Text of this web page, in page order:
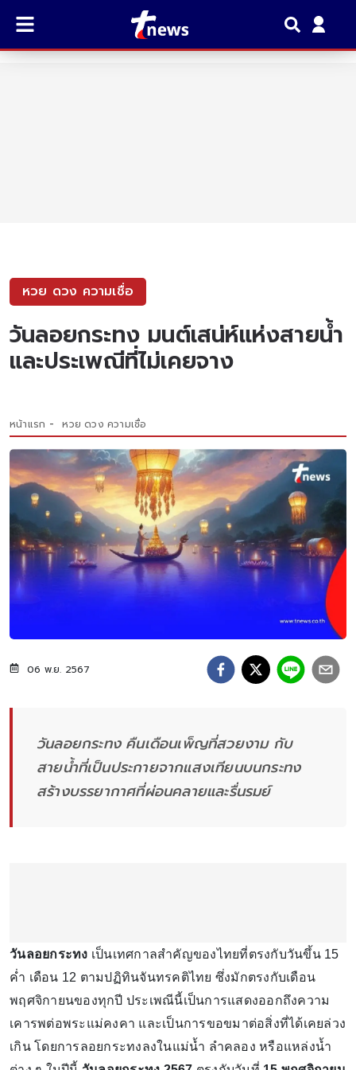
หวย ดวง ความเชื่อ
วันลอยกระทง มนต์เสน่ห์แห่งสายน้ำ
และประเพณีที่ไม่เคยจาง
หน้าแรก หวย ดวง ความเชื่อ
06 พ.ย. 2567
วันลอยกระทง คืนเดือนเพ็ญที่สวยงาม กับ
สายน้ำที่เป็นประกายจากแสงเทียนบนกระทง
สร้างบรรยากาศที่ผ่อนคลายและรื่นรมย์
วันลอยกระทง เป็นเทศกาลสำคัญของไทยที่ตรงกับวันขึ้น 15
ค่ำ เดือน 12 ตามปฏิทินจันทรคติไทย ซึ่งมักตรงกับเดือน
พฤศจิกายนของทุกปี ประเพณีนี้เป็นการแสดงออกถึงความ
เคารพต่อพระแม่คงคา และเป็นการขอขมาต่อสิ่งที่ได้เคยล่วง
เกิน โดยการลอยกระทงลงในแม่น้ำ ลำคลอง หรือแหล่งน้ำ